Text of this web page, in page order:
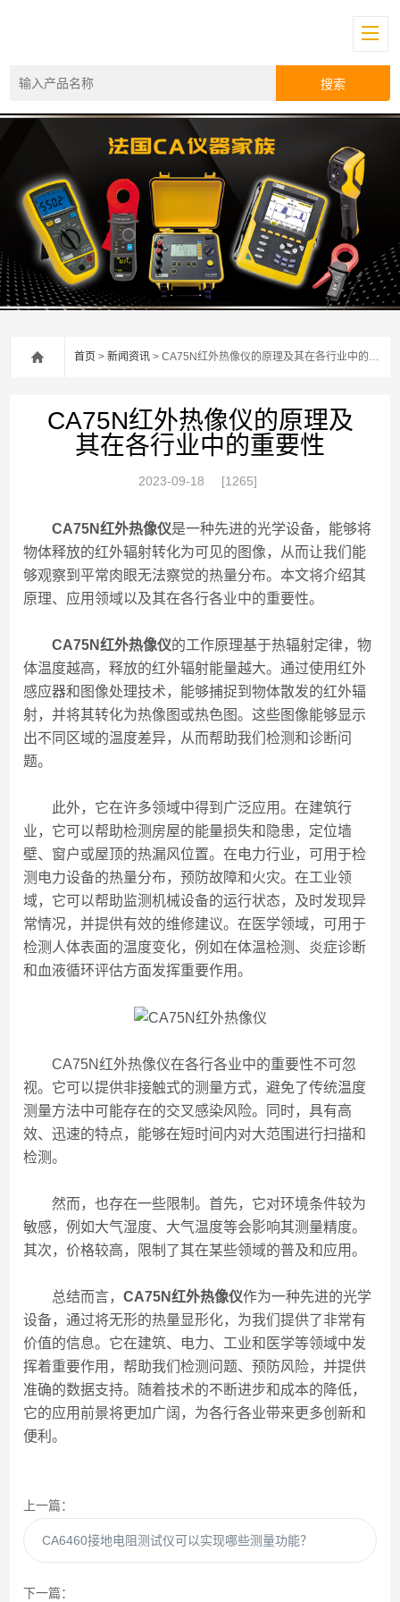
首页 >新闻资讯 > CA75N红外热像仪的原理及其在各行业中的重要性
CA75N红外热像仪的原理及
其在各行业中的重要性
2023-09-18 [1265]
CA75N红外热像仪是一种先进的光学设备，能够将
物体释放的红外辐射转化为可见的图像，从而让我们能
够观察到平常肉眼无法察觉的热量分布。本文将介绍其
原理、应用领域以及其在各行各业中的重要性。
CA75N红外热像仪的工作原理基于热辐射定律，物
体温度越高，释放的红外辐射能量越大。通过使用红外
感应器和图像处理技术，能够捕捉到物体散发的红外辐
射，并将其转化为热像图或热色图。这些图像能够显示
出不同区域的温度差异，从而帮助我们检测和诊断问
题。
此外，它在许多领域中得到广泛应用。在建筑行
业，它可以帮助检测房屋的能量损失和隐患，定位墙
壁、窗户或屋顶的热漏风位置。在电力行业，可用于检
测电力设备的热量分布，预防故障和火灾。在工业领
域，它可以帮助监测机械设备的运行状态，及时发现异
常情况，并提供有效的维修建议。在医学领域，可用于
检测人体表面的温度变化，例如在体温检测、炎症诊断
和血液循环评估方面发挥重要作用。
CA75N红外热像仪在各行各业中的重要性不可忽
视。它可以提供非接触式的测量方式，避免了传统温度
测量方法中可能存在的交叉感染风险。同时，具有高
效、迅速的特点，能够在短时间内对大范围进行扫描和
检测。
然而，也存在一些限制。首先，它对环境条件较为
敏感，例如大气湿度、大气温度等会影响其测量精度。
其次，价格较高，限制了其在某些领域的普及和应用。
总结而言，CA75N红外热像仪作为一种先进的光学
设备，通过将无形的热量显形化，为我们提供了非常有
价值的信息。它在建筑、电力、工业和医学等领域中发
挥着重要作用，帮助我们检测问题、预防风险，并提供
准确的数据支持。随着技术的不断进步和成本的降低，
它的应用前景将更加广阔，为各行各业带来更多创新和
便利。
上一篇：
CA6460接地电阻测试仪可以实现哪些测量功能？
下一篇：